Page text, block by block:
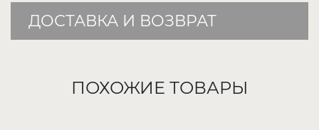
ДОСТАВКА И ВОЗВРАТ
ПОХОЖИЕ ТОВАРЫ